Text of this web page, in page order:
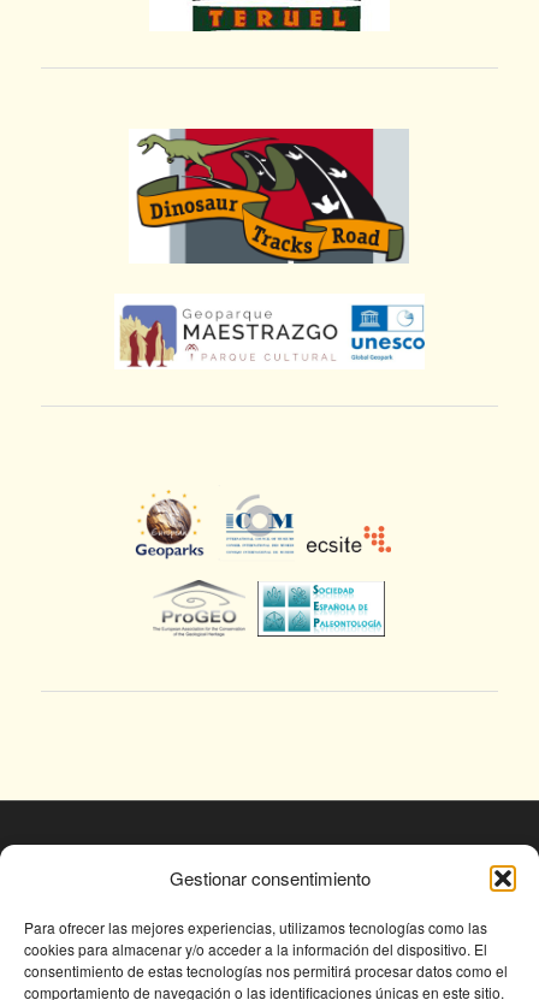
Gestionar consentimiento
Para ofrecer las mejores experiencias, utilizamos tecnologías como las
cookies para almacenar y/o acceder a la información del dispositivo. El
consentimiento de estas tecnologías nos permitirá procesar datos como el
comportamiento de navegación o las identificaciones únicas en este sitio.
© Fundación Conjunto Paleontológico de Teruel
Avda. Sagunto s/n, 44002 TERUEL,
Tlf: +34 978 61 76 30, email:
fundapolis@fundaciondinopolis.org